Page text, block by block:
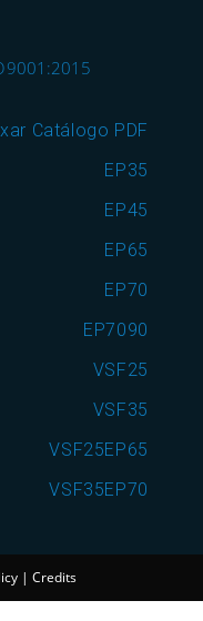
9001:2015
Catálogo PDF
EP35
EP45
EP65
EP70
EP7090
VSF25
VSF35
VSF25EP65
VSF35EP70
| Credits